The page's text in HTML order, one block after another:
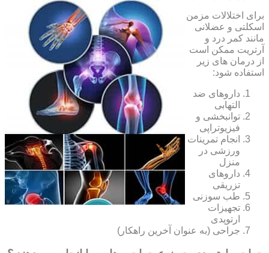
برای اختلالات مزمن
اسکلتی و عضلانی
مانند کمر درد و
آرتریت ممکن است
از درمان های زیر
استفاده شود:
داروهای ضد
التهابی
توانبخشی و
فیزیوتراپی
انجام تمرینات
ورزشی در
منزل
داروهای
تزریقی
طب سوزنی
تجهیزات
ارتوپدی
جراحی (به عنوان آخرین راهکار)